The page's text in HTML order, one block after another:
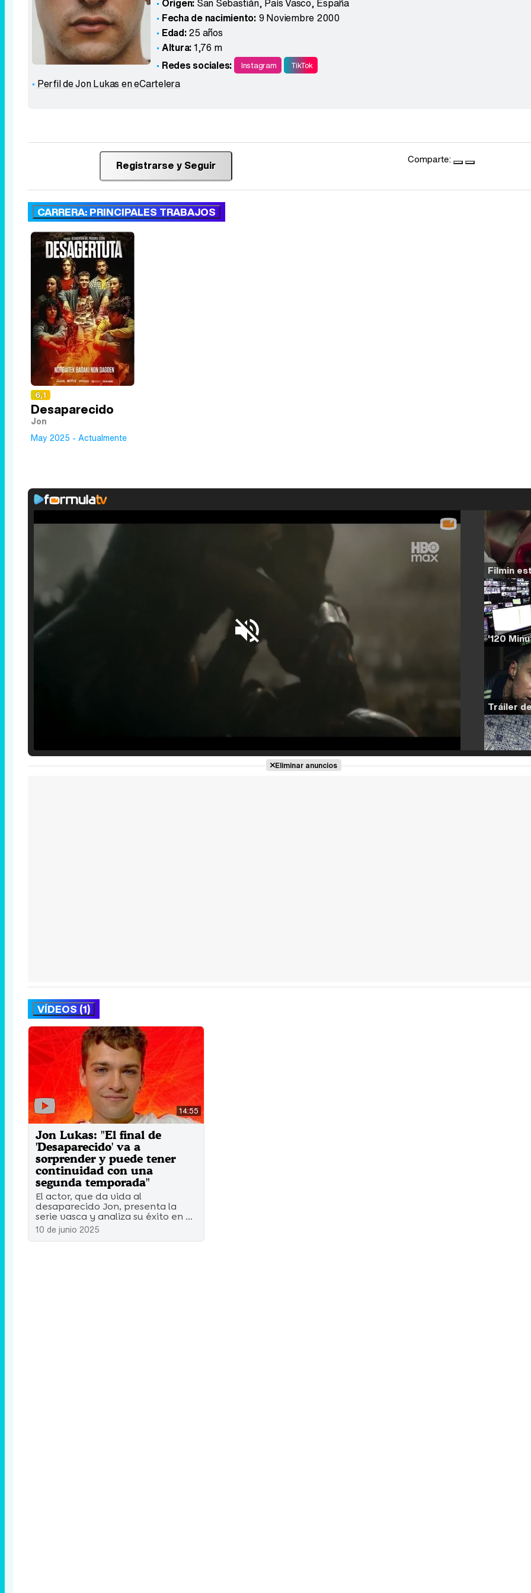
Origen: San Sebastián, País Vasco, España
Fecha de nacimiento: 9 Noviembre 2000
Edad:25 años
Altura:1,76 m
Redes sociales:
Instagram TikTok
Perfil de Jon Lukas en eCartelera
Comparte:
Registrarse y Seguir
CARRERA: PRINCIPALES TRABAJOS
6,1
Desaparecido
Jon
May 2025 - Actualmente
Eliminar anuncios
VÍDEOS (1)
14:55
Jon Lukas: "El final de
'Desaparecido' va a
sorprender y puede tener
continuidad con una
segunda temporada"
El actor, que da vida al
desaparecido Jon, presenta la
serie vasca y analiza su éxito en ...
10 de junio 2025